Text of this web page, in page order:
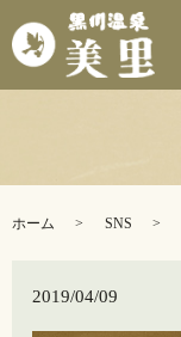
ホーム SNS
2019/04/09